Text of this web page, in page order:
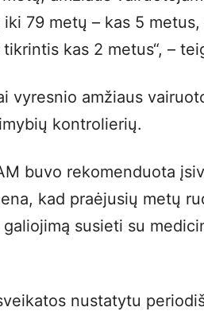
79 metų – kas 5
kas 2 metus“, –
vyresnio amžiaus
kontrolierių.
buvo rekomenduota
kad praėjusių metų
susieti su
nustatytu